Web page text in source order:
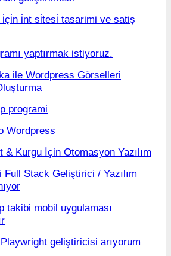
i̇çi̇n i̇nt si̇tesi̇ tasarimi ve satiş
yaptırmak istiyoruz.
ile Wordpress Görselleri
programi
Wordpress
& Kurgu İçin Otomasyon Yazılım
Full Stack Geliştirici / Yazılım
takibi mobil uygulaması
geliştiricisi arıyorum